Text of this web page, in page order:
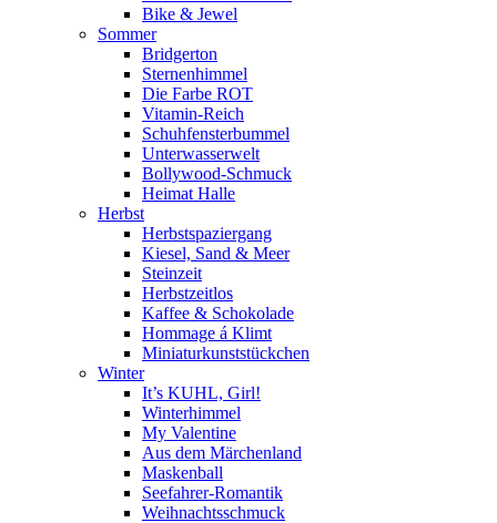
Bike & Jewel
Sommer
Bridgerton
Sternenhimmel
Die Farbe ROT
Vitamin-Reich
Schuhfensterbummel
Unterwasserwelt
Bollywood-Schmuck
Heimat Halle
Herbst
Herbstspaziergang
Kiesel, Sand & Meer
Steinzeit
Herbstzeitlos
Kaffee & Schokolade
Hommage á Klimt
Miniaturkunststückchen
Winter
It’s KUHL, Girl!
Winterhimmel
My Valentine
Aus dem Märchenland
Maskenball
Seefahrer-Romantik
Weihnachtsschmuck